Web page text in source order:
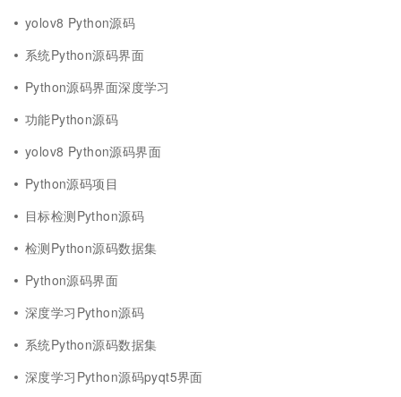
yolov8 Python源码
系统Python源码界面
Python源码界面深度学习
功能Python源码
yolov8 Python源码界面
Python源码项目
目标检测Python源码
检测Python源码数据集
Python源码界面
深度学习Python源码
系统Python源码数据集
深度学习Python源码pyqt5界面